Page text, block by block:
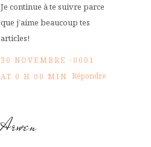
Je continue à te suivre parce
que j’aime beaucoup tes
articles!
30 NOVEMBRE -0001
AT 0 H 00 MIN Répondre
Arwen